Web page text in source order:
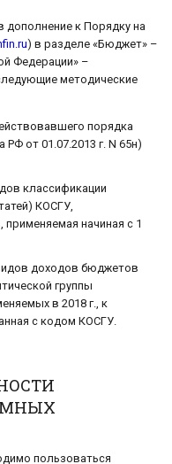
дополнение к Порядку на
) в разделе «Бюджет» –
Федерации» –
методические
порядка
от 01.07.2013 г. N 65н)
классификации
КОСГУ,
начиная с 1
доходов бюджетов
группы
в 2018 г., к
с кодом КОСГУ.
пользоваться